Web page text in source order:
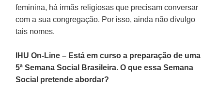
feminina, há irmãs religiosas que precisam conversar
com a sua congregação. Por isso, ainda não divulgo
tais nomes.
IHU On-Line – Está em curso a preparação de uma
5ª Semana Social Brasileira. O que essa Semana
Social pretende abordar?